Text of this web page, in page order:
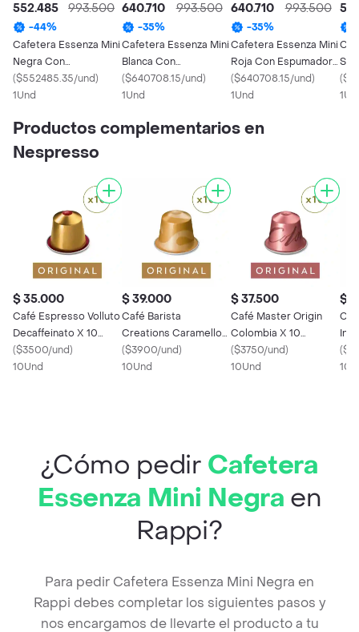
552.485
993.500
-44%
Cafetera Essenza Mini
Negra Con
Espumador De Leche
($552485.35/und)
1Und
640.710
993.500
-35%
Cafetera Essenza Mini
Blanca Con
Espumador De Leche
($640708.15/und)
1Und
640.710
993.500
-35%
Cafetera Essenza Mini
Roja Con Espumador
De Leche
($640708.15/und)
1Und
(
Productos complementarios en
Nespresso
$ 35.000
Café Espresso Volluto
Decaffeinato X 10
Cápsulas Original
Nespresso
($3500/und)
10Und
$ 39.000
Café Barista
Creations Caramello
X 10 Cápsulas Original
Nespresso
($3900/und)
10Und
$ 37.500
Café Master Origin
Colombia X 10
Cápsulas Original
Nespresso
($3750/und)
10Und
$
(
¿Cómo pedir Cafetera
Essenza Mini Negra en
Rappi?
Para pedir Cafetera Essenza Mini Negra en
Rappi debes completar los siguientes pasos y
nos encargamos de llevarte el producto a tu